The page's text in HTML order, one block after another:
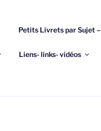
Petits Livrets par Sujet –
Liens- links- vidéos